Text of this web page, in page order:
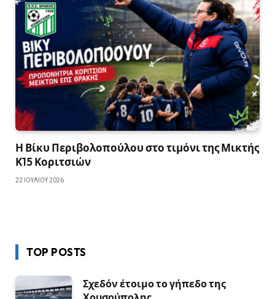
Η Βίκυ Περιβολοπούλου στο τιμόνι της Μικτής
Κ15 Κοριτσιών
22 ΙΟΥΛΊΟΥ 2026
TOP POSTS
Σχεδόν έτοιμο το γήπεδο της